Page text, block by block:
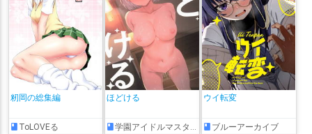
籾岡の総集編
ToLOVEる
ほどける
学園アイドルマスター
ウイ転変
ブルーアーカイブ